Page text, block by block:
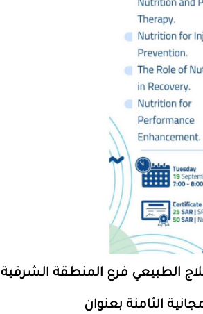
الطبيعي فرع المنطقة الشرقية
الثامنة بعنوان